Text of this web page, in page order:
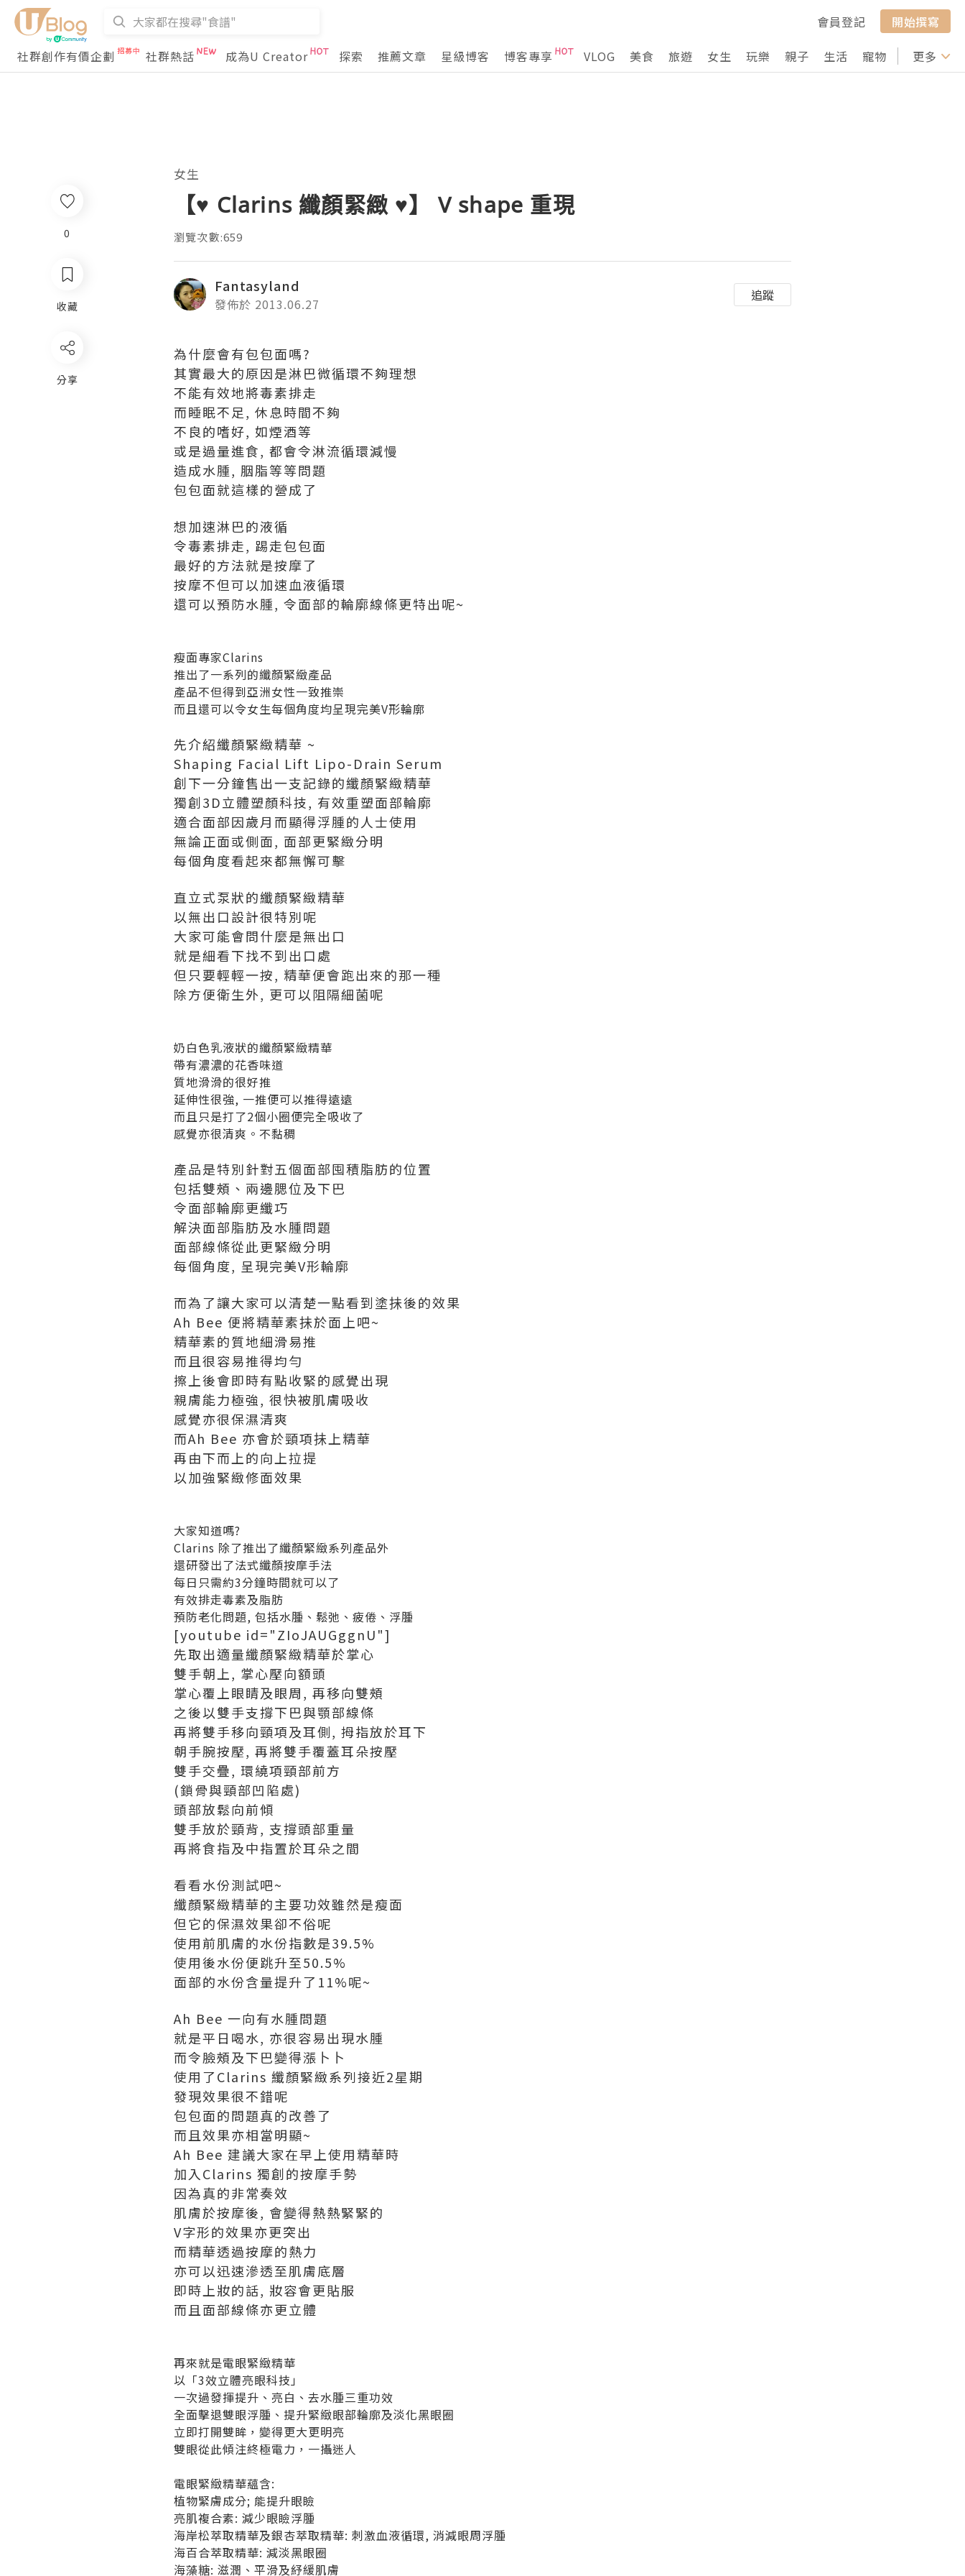
會員登記
開始撰寫
社群創作有價企劃
社群熱話 成為U Creator 探索 推薦文章 星級博客 博客專享 VLOG 美食 旅遊 女生 玩樂 親子 生活 寵物 行山 打卡
更多
0
收藏
分享
女生
【♥ Clarins 纖顏緊緻 ♥】 V shape 重現
瀏覽次數:659
Fantasyland
發佈於 2013.06.27
追蹤
為什麼會有包包面嗎?
其實最大的原因是淋巴微循環不夠理想
不能有效地將毒素排走
而睡眠不足, 休息時間不夠
不良的嗜好, 如煙酒等
或是過量進食, 都會令淋流循環減慢
造成水腫, 胭脂等等問題
包包面就這樣的營成了
想加速淋巴的液循
令毒素排走, 踢走包包面
最好的方法就是按摩了
按摩不但可以加速血液循環
還可以預防水腫, 令面部的輪廓線條更特出呢~
瘦面專家Clarins
推出了一系列的纖顏緊緻產品
產品不但得到亞洲女性一致推崇
而且還可以令女生每個角度均呈現完美V形輪廓
先介紹纖顏緊緻精華 ~
Shaping Facial Lift Lipo-Drain Serum
創下一分鐘售出一支記錄的纖顏緊緻精華
獨創3D立體塑顏科技, 有效重塑面部輪廓
適合面部因歲月而顯得浮腫的人士使用
無論正面或側面, 面部更緊緻分明
每個角度看起來都無懈可擊
直立式泵狀的纖顏緊緻精華
以無出口設計很特別呢
大家可能會問什麼是無出口
就是細看下找不到出口處
但只要輕輕一按, 精華便會跑出來的那一種
除方便衛生外, 更可以阻隔細菌呢
奶白色乳液狀的纖顏緊緻精華
帶有濃濃的花香味道
質地滑滑的很好推
延伸性很強, 一推便可以推得遠遠
而且只是打了2個小圈便完全吸收了
感覺亦很清爽。不黏稠
產品是特別針對五個面部囤積脂肪的位置
包括雙頰、兩邊腮位及下巴
令面部輪廓更纖巧
解決面部脂肪及水腫問題
面部線條從此更緊緻分明
每個角度, 呈現完美V形輪廓
而為了讓大家可以清楚一點看到塗抺後的效果
Ah Bee 便將精華素抺於面上吧~
精華素的質地細滑易推
而且很容易推得均勻
擦上後會即時有點收緊的感覺出現
親膚能力極強, 很快被肌膚吸收
感覺亦很保濕清爽
而Ah Bee 亦會於頸項抺上精華
再由下而上的向上拉提
以加強緊緻修面效果
大家知道嗎?
Clarins 除了推出了纖顏緊緻系列產品外
還研發出了法式纖顏按摩手法
每日只需約3分鐘時間就可以了
有效排走毒素及脂肪
預防老化問題, 包括水腫、鬆弛、疲倦、浮腫
[youtube id="ZIoJAUGggnU"]
先取出適量纖顏緊緻精華於掌心
雙手朝上, 掌心壓向額頭
掌心覆上眼睛及眼周, 再移向雙頰
之後以雙手支撐下巴與顎部線條
再將雙手移向頸項及耳側, 拇指放於耳下
朝手腕按壓, 再將雙手覆蓋耳朵按壓
雙手交疊, 環繞項頸部前方
(鎖骨與頸部凹陷處)
頭部放鬆向前傾
雙手放於頸背, 支撐頭部重量
再將食指及中指置於耳朵之間
看看水份測試吧~
纖顏緊緻精華的主要功效雖然是瘦面
但它的保濕效果卻不俗呢
使用前肌膚的水份指數是39.5%
使用後水份便跳升至50.5%
面部的水份含量提升了11%呢~
Ah Bee 一向有水腫問題
就是平日喝水, 亦很容易出現水腫
而令臉頰及下巴變得漲卜卜
使用了Clarins 纖顏緊緻系列接近2星期
發現效果很不錯呢
包包面的問題真的改善了
而且效果亦相當明顯~
Ah Bee 建議大家在早上使用精華時
加入Clarins 獨創的按摩手勢
因為真的非常奏效
肌膚於按摩後, 會變得熱熱緊緊的
V字形的效果亦更突出
而精華透過按摩的熱力
亦可以迅速滲透至肌膚底層
即時上妝的話, 妝容會更貼服
而且面部線條亦更立體
再來就是電眼緊緻精華
以「3效立體亮眼科技」
一次過發揮提升、亮白、去水腫三重功效
全面擊退雙眼浮腫、提升緊緻眼部輪廓及淡化黑眼圈
立即打開雙眸，變得更大更明亮
雙眼從此傾注終極電力，一攝迷人
電眼緊緻精華蘊含:
植物緊膚成分; 能提升眼瞼
亮肌複合素: 減少眼瞼浮腫
海岸松萃取精華及銀杏萃取精華: 刺激血液循環, 消減眼周浮腫
海百合萃取精華: 減淡黑眼圈
海藻糖: 滋潤、平滑及紓緩肌膚